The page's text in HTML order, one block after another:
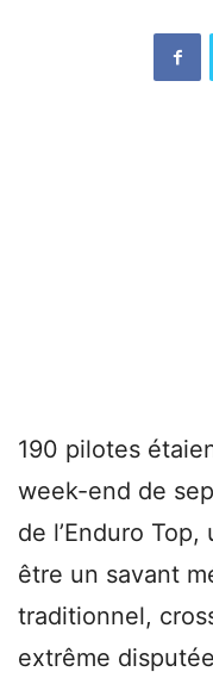
190 pilotes
week-end de
de l’Enduro
être un savant
traditionnel,
extrême